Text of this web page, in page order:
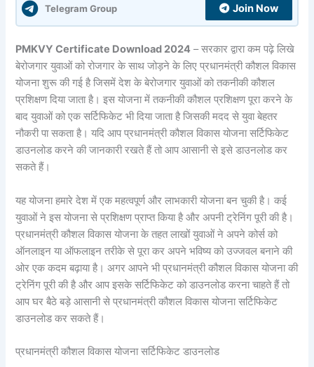
Telegram Group Join Now
PMKVY Certificate Download 2024 – सरकार द्वारा कम पढ़े लिखे
बेरोजगार युवाओं को रोजगार के साथ जोड़ने के लिए प्रधानमंत्री कौशल विकास
योजना शुरू की गई है जिसमें देश के बेरोजगार युवाओं को तकनीकी कौशल
प्रशिक्षण दिया जाता है। इस योजना में तकनीकी कौशल प्रशिक्षण पूरा करने के
बाद युवाओं को एक सर्टिफिकेट भी दिया जाता है जिसकी मदद से युवा बेहतर
नौकरी पा सकता है। यदि आप प्रधानमंत्री कौशल विकास योजना सर्टिफिकेट
डाउनलोड करने की जानकारी रखते हैं तो आप आसानी से इसे डाउनलोड कर
सकते हैं।
यह योजना हमारे देश में एक महत्वपूर्ण और लाभकारी योजना बन चुकी है। कई
युवाओं ने इस योजना से प्रशिक्षण प्राप्त किया है और अपनी ट्रेनिंग पूरी की है।
प्रधानमंत्री कौशल विकास योजना के तहत लाखों युवाओं ने अपने कोर्स को
ऑनलाइन या ऑफलाइन तरीके से पूरा कर अपने भविष्य को उज्जवल बनाने की
ओर एक कदम बढ़ाया है। अगर आपने भी प्रधानमंत्री कौशल विकास योजना की
ट्रेनिंग पूरी की है और आप इसके सर्टिफिकेट को डाउनलोड करना चाहते हैं तो
आप घर बैठे बड़े आसानी से प्रधानमंत्री कौशल विकास योजना सर्टिफिकेट
डाउनलोड कर सकते हैं।
प्रधानमंत्री कौशल विकास योजना सर्टिफिकेट डाउनलोड